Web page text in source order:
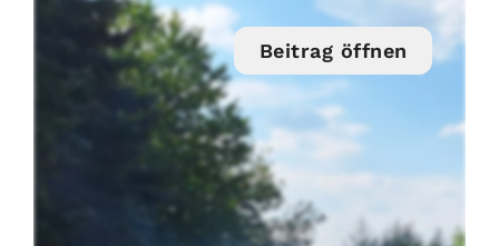
Beitrag öffnen